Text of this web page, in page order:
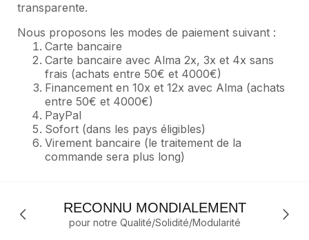
transparente.
Nous proposons les modes de paiement suivant :
Carte bancaire
Carte bancaire avec Alma 2x, 3x et 4x sans
frais (achats entre 50€ et 4000€)
Financement en 10x et 12x avec Alma (achats
entre 50€ et 4000€)
PayPal
Sofort (dans les pays éligibles)
Virement bancaire (le traitement de la
commande sera plus long)
RECONNU MONDIALEMENT
pour notre Qualité/Solidité/Modularité